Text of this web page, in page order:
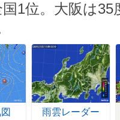
1位。大阪は
雨雲レーダー